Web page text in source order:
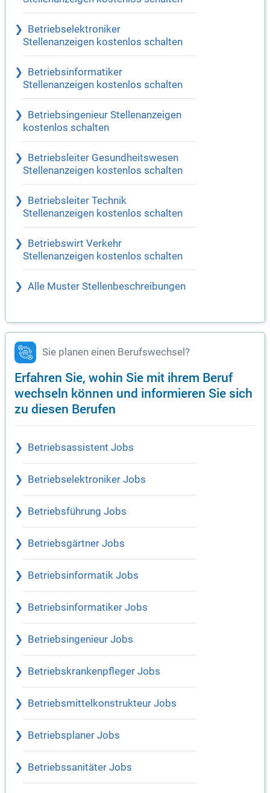
Betriebselektroniker
Stellenanzeigen kostenlos schalten
Betriebsinformatiker
Stellenanzeigen kostenlos schalten
Betriebsingenieur Stellenanzeigen
kostenlos schalten
Betriebsleiter Gesundheitswesen
Stellenanzeigen kostenlos schalten
Betriebsleiter Technik
Stellenanzeigen kostenlos schalten
Betriebswirt Verkehr
Stellenanzeigen kostenlos schalten
Alle Muster Stellenbeschreibungen
Sie planen einen Berufswechsel?
Erfahren Sie, wohin Sie mit ihrem Beruf
wechseln können und informieren Sie sich
zu diesen Berufen
Betriebsassistent Jobs
Betriebselektroniker Jobs
Betriebsführung Jobs
Betriebsgärtner Jobs
Betriebsinformatik Jobs
Betriebsinformatiker Jobs
Betriebsingenieur Jobs
Betriebskrankenpfleger Jobs
Betriebsmittelkonstrukteur Jobs
Betriebsplaner Jobs
Betriebssanitäter Jobs